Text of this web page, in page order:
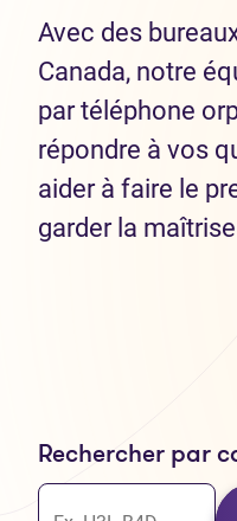
Avec des
Canada, notre
par téléphone
répondre à vos
aider à faire le
garder la
Rechercher par